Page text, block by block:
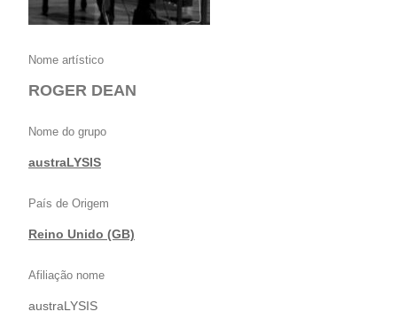
Nome artístico
ROGER DEAN
Nome do grupo
austraLYSIS
País de Origem
Reino Unido (GB)
Afiliação nome
austraLYSIS